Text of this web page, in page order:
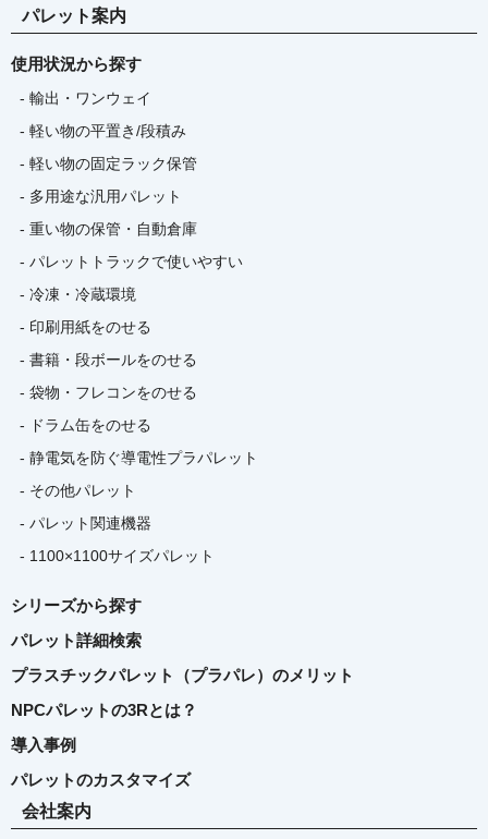
パレット案内
使用状況から探す
- 輸出・ワンウェイ
- 軽い物の平置き/段積み
- 軽い物の固定ラック保管
- 多用途な汎用パレット
- 重い物の保管・自動倉庫
- パレットトラックで使いやすい
- 冷凍・冷蔵環境
- 印刷用紙をのせる
- 書籍・段ボールをのせる
- 袋物・フレコンをのせる
- ドラム缶をのせる
- 静電気を防ぐ導電性プラパレット
- その他パレット
- パレット関連機器
- 1100×1100サイズパレット
シリーズから探す
パレット詳細検索
プラスチックパレット（プラパレ）のメリット
NPCパレットの3Rとは？
導入事例
パレットのカスタマイズ
会社案内